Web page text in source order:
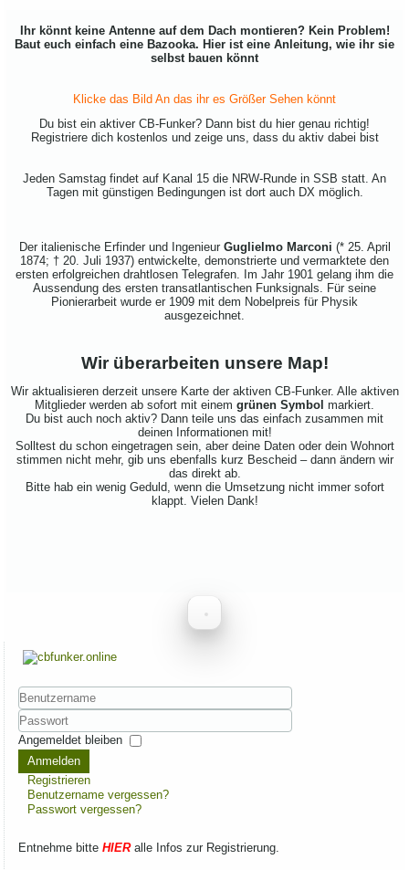
Ihr könnt keine Antenne auf dem Dach montieren? Kein Problem!
Baut euch einfach eine Bazooka. Hier ist eine Anleitung, wie ihr sie
selbst bauen könnt
Klicke das Bild An das ihr es Größer Sehen könnt
Du bist ein aktiver CB-Funker? Dann bist du hier genau richtig!
Registriere dich kostenlos und zeige uns, dass du aktiv dabei bist
Jeden Samstag findet auf Kanal 15 die NRW-Runde in SSB statt. An
Tagen mit günstigen Bedingungen ist dort auch DX möglich.
Der italienische Erfinder und Ingenieur Guglielmo Marconi (* 25. April
1874; † 20. Juli 1937) entwickelte, demonstrierte und vermarktete den
ersten erfolgreichen drahtlosen Telegrafen. Im Jahr 1901 gelang ihm die
Aussendung des ersten transatlantischen Funksignals. Für seine
Pionierarbeit wurde er 1909 mit dem Nobelpreis für Physik
ausgezeichnet.
Wir überarbeiten unsere Map!
Wir aktualisieren derzeit unsere Karte der aktiven CB-Funker. Alle aktiven
Mitglieder werden ab sofort mit einem grünen Symbol markiert.
Du bist auch noch aktiv? Dann teile uns das einfach zusammen mit
deinen Informationen mit!
Solltest du schon eingetragen sein, aber deine Daten oder dein Wohnort
stimmen nicht mehr, gib uns ebenfalls kurz Bescheid – dann ändern wir
das direkt ab.
Bitte hab ein wenig Geduld, wenn die Umsetzung nicht immer sofort
klappt. Vielen Dank!
Benutzername
Passwort
Angemeldet bleiben
Anmelden
Registrieren
Benutzername vergessen?
Passwort vergessen?
Entnehme bitte HIERalle Infos zur Registrierung.